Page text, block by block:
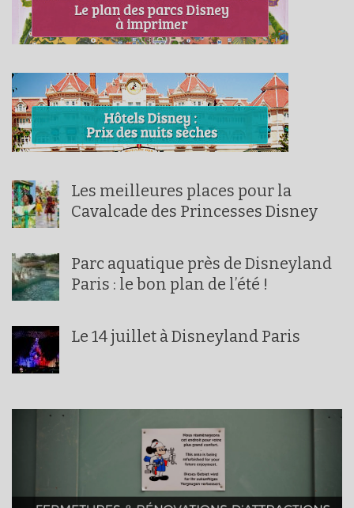
Les meilleures places pour la
Cavalcade des Princesses Disney
Parc aquatique près de Disneyland
Paris : le bon plan de l’été !
Le 14 juillet à Disneyland Paris